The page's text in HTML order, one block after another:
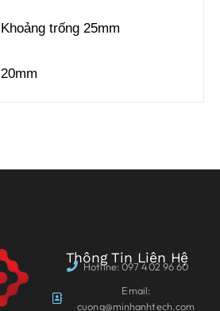
Khoảng trống 25mm
20mm
Thông Tin Liên Hệ
Hotline: 097 402 96 60
Email:
cuong@minhanhtech.com